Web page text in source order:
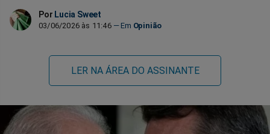
Por Lucia Sweet
03/06/2026 às 11:46 Opinião
LER NA ÁREA DO ASSINANTE